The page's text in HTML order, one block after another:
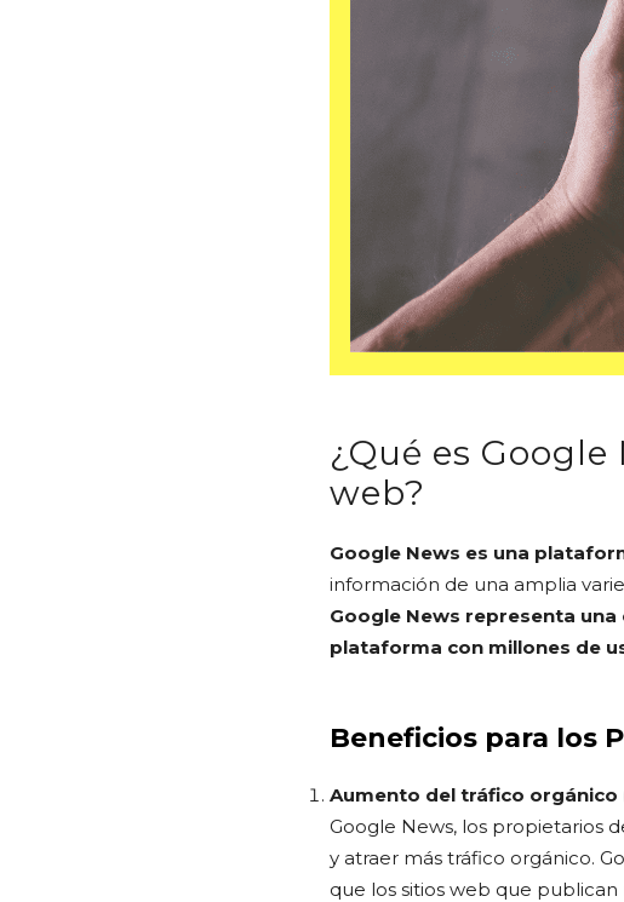
¿Qué es
web?
Google News es una
información de una amplia
Google News representa
plataforma con millones de
Beneficios para los
Aumento del tráfico orgánico
Google News, los propietarios
y atraer más tráfico orgánico.
que los sitios web que